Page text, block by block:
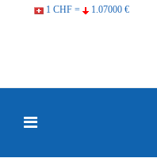
1 CHF =
1.07000 €